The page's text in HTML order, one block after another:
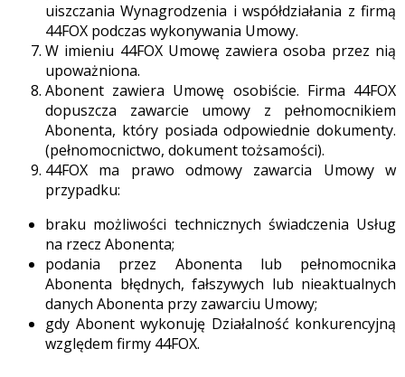
uiszczania Wynagrodzenia i współdziałania z firmą
44FOX podczas wykonywania Umowy.
W imieniu 44FOX Umowę zawiera osoba przez nią
upoważniona.
Abonent zawiera Umowę osobiście. Firma 44FOX
dopuszcza zawarcie umowy z pełnomocnikiem
Abonenta, który posiada odpowiednie dokumenty.
(pełnomocnictwo, dokument tożsamości).
44FOX ma prawo odmowy zawarcia Umowy w
przypadku:
braku możliwości technicznych świadczenia Usług
na rzecz Abonenta;
podania przez Abonenta lub pełnomocnika
Abonenta błędnych, fałszywych lub nieaktualnych
danych Abonenta przy zawarciu Umowy;
gdy Abonent wykonuję Działalność konkurencyjną
względem firmy 44FOX.